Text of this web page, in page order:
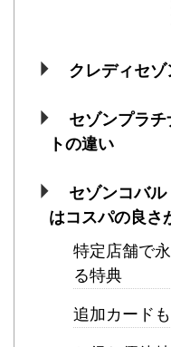
クレディセ
セゾンプラ
トの違い
セゾンコバ
はコスパの良さ
特定店舗で
る特典
追加カード